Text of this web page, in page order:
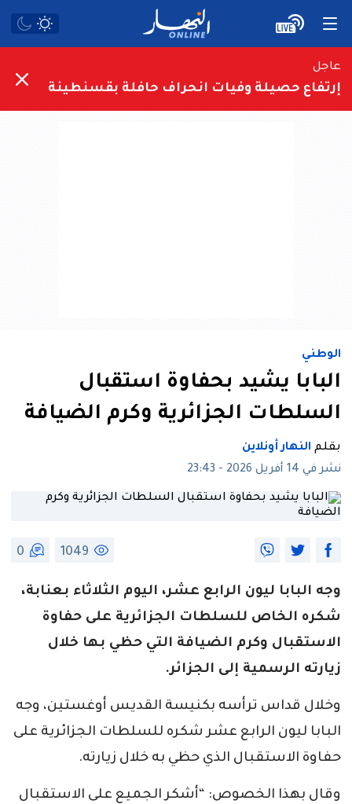
عاجل
إرتفاع حصيلة وفيات انحراف حافلة بقسنطينة
الوطني
البابا يشيد بحفاوة استقبال
السلطات الجزائرية وكرم الضيافة
بقلم النهار أونلاين
نشر في 14 أفريل 2026 - 23:43
1049
0
وجه البابا ليون الرابع عشر، اليوم الثلاثاء بعنابة،
شكره الخاص للسلطات الجزائرية على حفاوة
الاستقبال وكرم الضيافة التي حظي بها خلال
زيارته الرسمية إلى الجزائر.
وخلال قداس ترأسه بكنيسة القديس أوغستين، وجه
البابا ليون الرابع عشر شكره للسلطات الجزائرية على
حفاوة الاستقبال الذي حظي به خلال زيارته.
وقال بهذا الخصوص: “أشكر الجميع على الاستقبال